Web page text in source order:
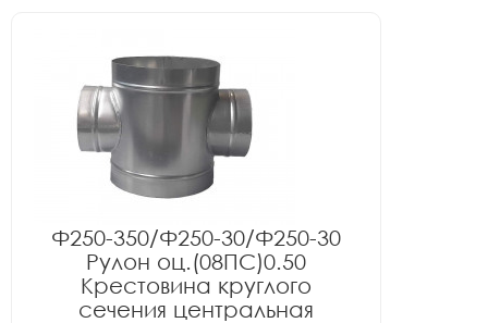
Ф250-350/Ф250-30/Ф250-30
Рулон оц.(08ПС)0.50
Крестовина круглого
сечения центральная